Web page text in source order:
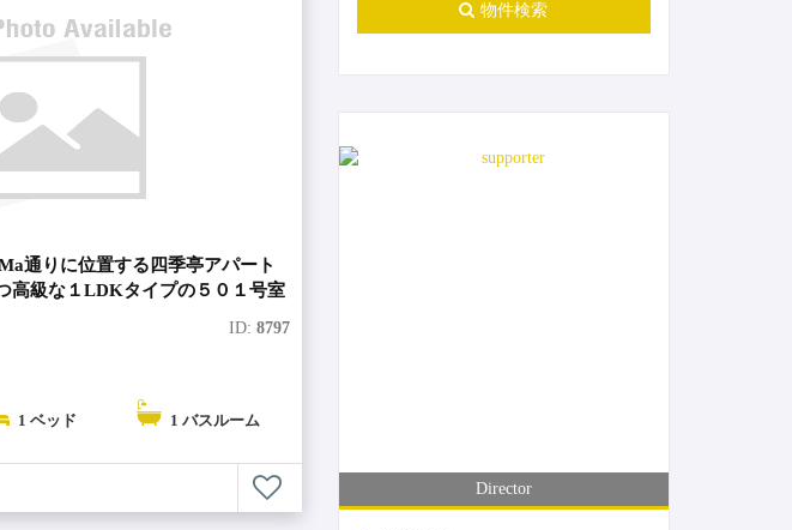
通りに位置する四季亭アパート
高級な１LDKタイプの５０１号室
ID: 8797
1 ベッド 1 バスルーム
物件検索
Director